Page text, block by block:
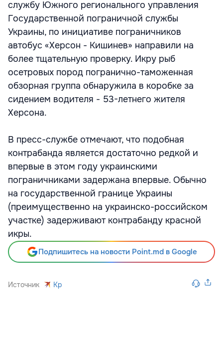
службу Южного регионального управления
Государственной пограничной службы
Украины, по инициативе пограничников
автобус «Херсон - Кишинев» направили на
более тщательную проверку. Икру рыб
осетровых пород погранично-таможенная
обзорная группа обнаружила в коробке за
сидением водителя - 53-летнего жителя
Херсона.
В пресс-службе отмечают, что подобная
контрабанда является достаточно редкой и
впервые в этом году украинскими
пограничниками задержана впервые. Обычно
на государственной границе Украины
(преимущественно на украинско-российском
участке) задерживают контрабанду красной
икры.
Подпишитесь на новости Point.md в Google
Источник Kp